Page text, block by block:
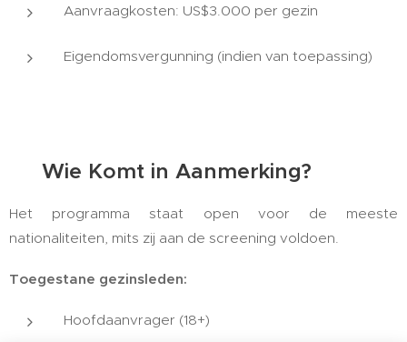
Aanvraagkosten: US$3.000 per gezin
Eigendomsvergunning (indien van toepassing)
👨‍👩‍👧‍👦 Wie Komt in Aanmerking?
Het programma staat open voor de meeste
nationaliteiten, mits zij aan de screening voldoen.
Toegestane gezinsleden:
Hoofdaanvrager (18+)